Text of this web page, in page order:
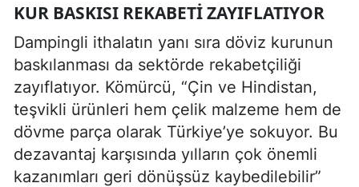
KUR BASKISI REKABETI ZAYIFLATIYOR
Dampingli ithalatın yanı sıra döviz kurunun
baskılanması da sektörde rekabetçiliği
zayıflatıyor. Kömürcü, “Çin ve Hindistan,
teşvikli ürünleri hem çelik malzeme hem de
dövme parça olarak Türkiye’ye sokuyor. Bu
dezavantaj karşısında yılların çok önemli
kazanımları geri dönüşsüz kaybedilebilir”